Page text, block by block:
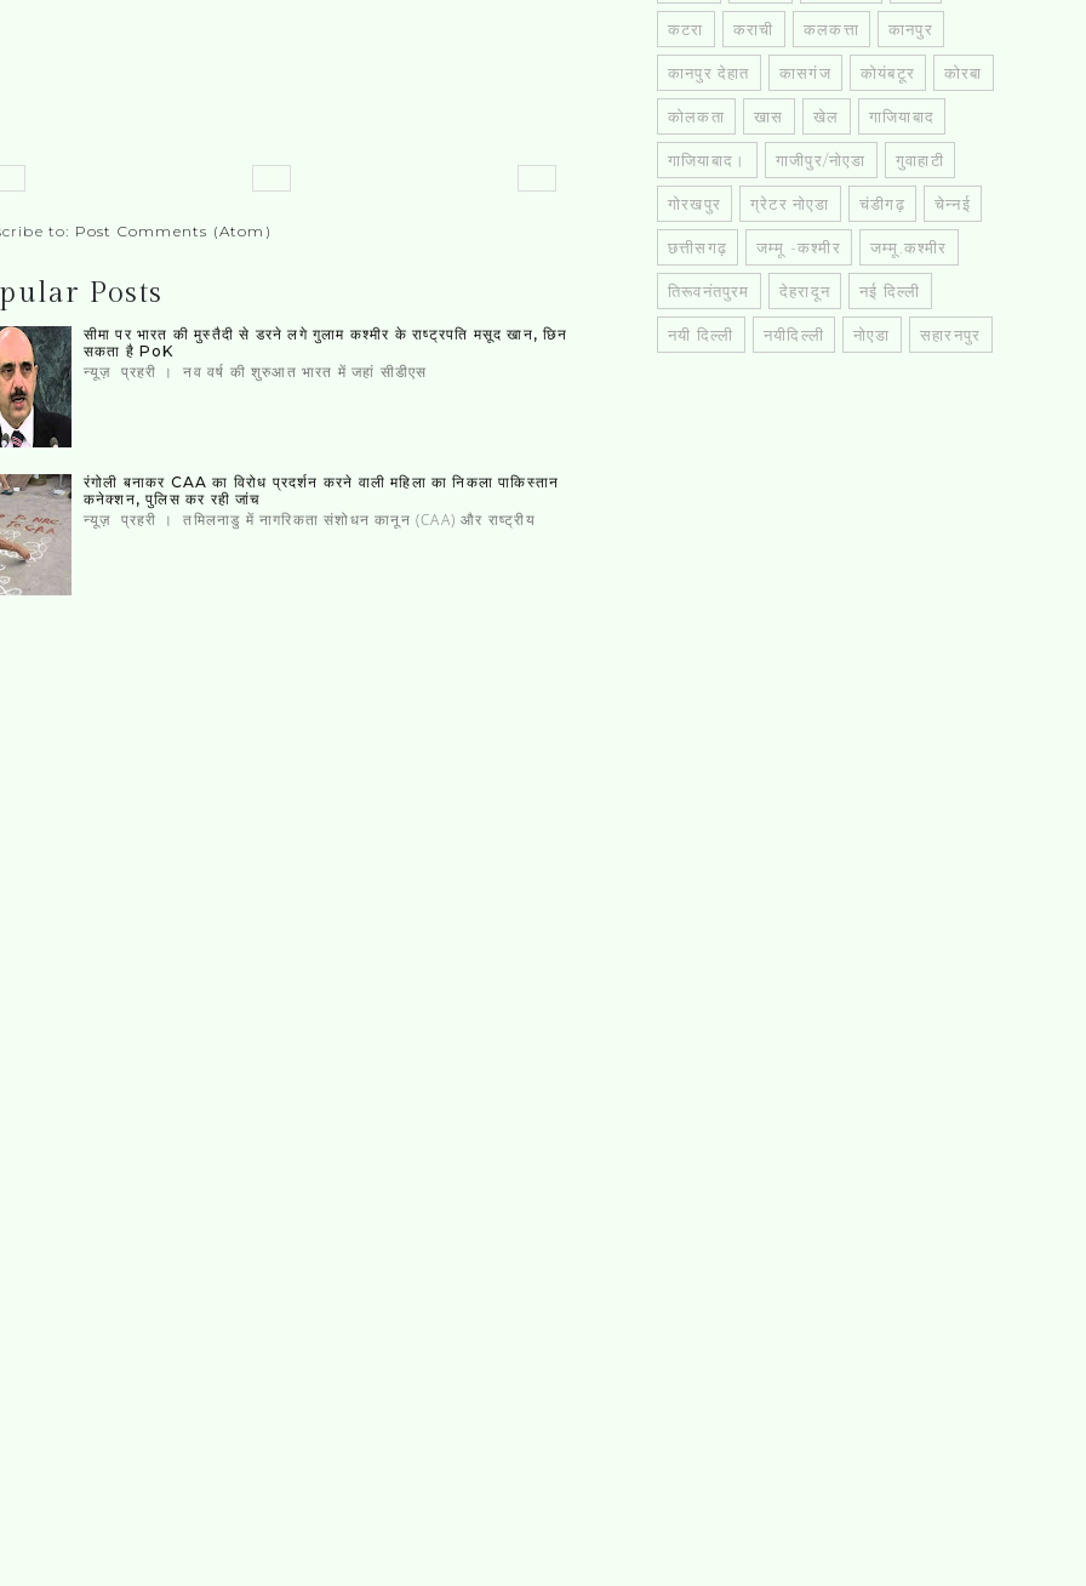
to: Post Comments (Atom)
Posts
सीमा पर भारत की मुस्‍तैदी से डरने लगे गुलाम कश्‍मीर के राष्‍ट्रपति मसूद खान, छिन
सकता है PoK
न्यूज़ प्रहरी । नव वर्ष की शुरुआत भारत में जहां सीडीएस
रंगोली बनाकर CAA का विरोध प्रदर्शन करने वाली महिला का निकला पाकिस्‍तान
कनेक्‍शन, पुलिस कर रही जांच
न्यूज़ प्रहरी । तमिलनाडु में नागरिकता संशोधन कानून (CAA) और राष्ट्रीय
कटरा कराची कलकत्ता कानपुर
कानपुर देहात कासगंज कोयंबटूर कोरबा
कोलकता खास खेल गाजियाबाद
गाजियाबाद। गाजीपुर/नोएडा गुवाहाटी
गोरखपुर ग्रेटर नोएडा चंडीगढ़ चेन्नई
छत्तीसगढ़ जम्मू -कश्मीर जम्मू.कश्मीर
तिरूवनंतपुरम देहरादून नई दिल्ली
नयी दिल्ली नयीदिल्ली नोएडा सहारनपुर